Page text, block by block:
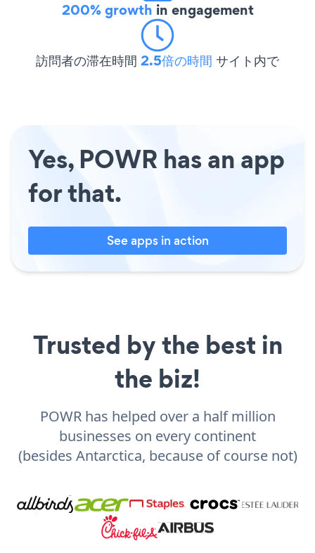
200% growth in engagement
訪問者の滞在時間 2.5倍の時間 サイト内で
Yes, POWR has an app
for that.
See apps in action
Trusted by the best in
the biz!
POWR has helped over a half million
businesses on every continent
(besides Antarctica, because of course not)